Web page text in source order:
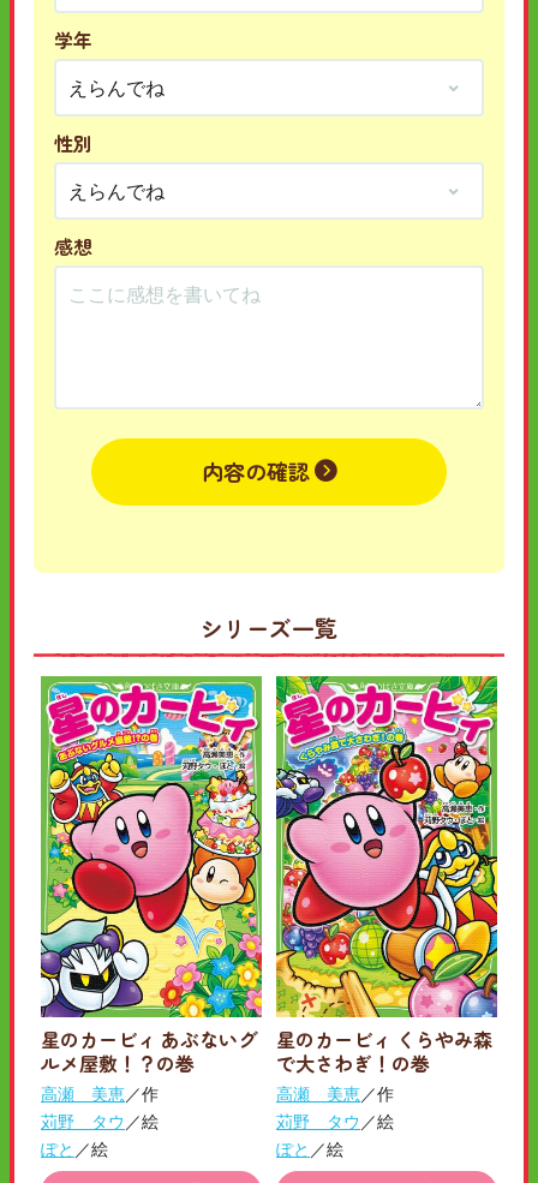
学年
性別
感想
内容の確認
シリーズ一覧
星のカービィ あぶないグ
ルメ屋敷！？の巻
高瀬 美恵／作
苅野 タウ ／絵
ぽと ／絵
星のカービィ くらやみ森
で大さわぎ！の巻
高瀬 美恵／作
苅野 タウ ／絵
ぽと ／絵